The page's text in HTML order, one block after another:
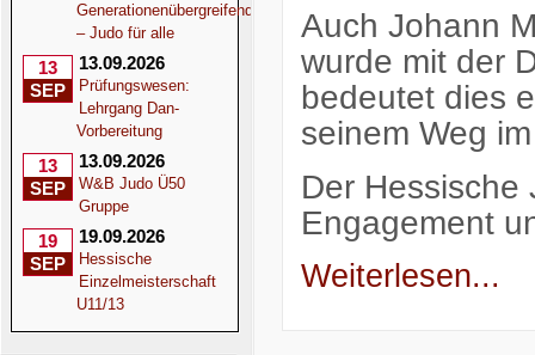
Generationenübergreifend
– Judo für alle
13
SEP
13.09.2026
Prüfungswesen:
Lehrgang Dan-
Vorbereitung
13
SEP
13.09.2026
W&B Judo Ü50
Gruppe
19
SEP
19.09.2026
Hessische
Einzelmeisterschaft
U11/13
Auch Johann
wurde mit der
bedeutet dies
seinem Weg
Der Hessische
Engagement
Weiterlesen...